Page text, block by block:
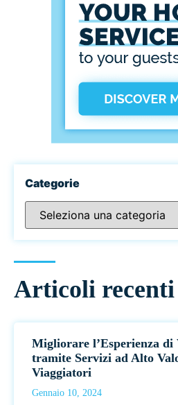
Categorie
Articoli recenti
Migliorare l’Esperienza di
tramite Servizi ad Alto
Viaggiatori
Gennaio 10, 2024